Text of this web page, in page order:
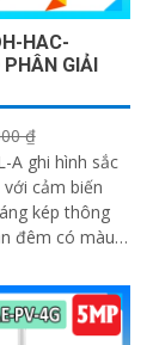
HAC-
GIẢI
₫
A ghi hình sắc
cảm biến
kép thông
đêm có màu.